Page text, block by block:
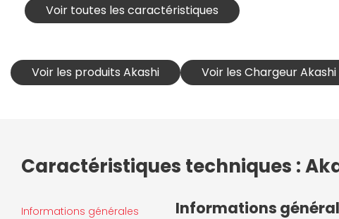
Voir toutes les caractéristiques
Voir les produits Akashi Voir les Chargeur Akashi
Caractéristiques techniques :
Informations générales
Informations